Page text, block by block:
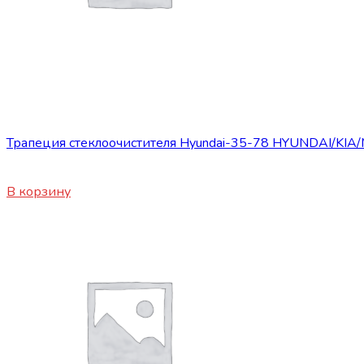
Трапеция стеклоочистителя Hyundai-35-78 HYUNDAI/KIA/
В корзину